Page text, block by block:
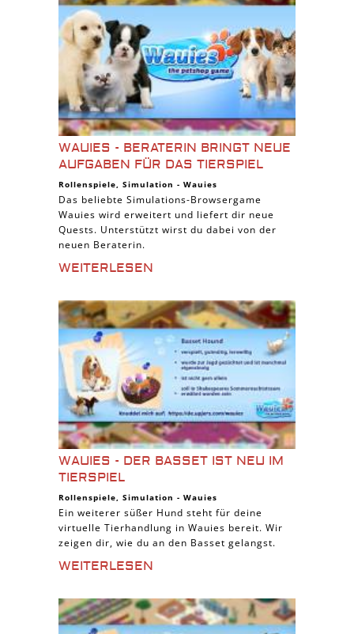
WAUIES - BERATERIN BRINGT NEUE
AUFGABEN FÜR DAS TIERSPIEL
Rollenspiele, Simulation - Wauies
Das beliebte Simulations-Browsergame
Wauies wird erweitert und liefert dir neue
Quests. Unterstützt wirst du dabei von der
neuen Beraterin.
WEITERLESEN
WAUIES - DER BASSET IST NEU IM
TIERSPIEL
Rollenspiele, Simulation - Wauies
Ein weiterer süßer Hund steht für deine
virtuelle Tierhandlung in Wauies bereit. Wir
zeigen dir, wie du an den Basset gelangst.
WEITERLESEN